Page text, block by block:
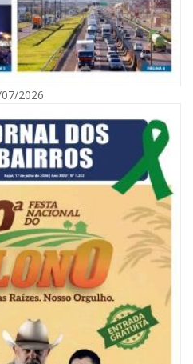
e Implanon na UBS Municípios
2026